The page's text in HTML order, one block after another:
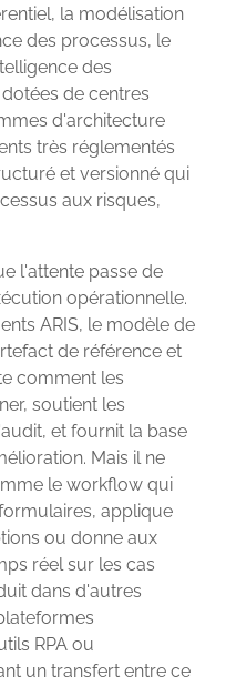
la modélisation
des processus, le
des
de centres
d'architecture
très réglementés
et versionné qui
aux risques,
l'attente passe de
opérationnelle.
ARIS, le modèle de
de référence et
comment les
soutient les
et fournit la base
Mais il ne
le workflow qui
applique
ou donne aux
réel sur les cas
dans d'autres
RPA ou
un transfert entre ce